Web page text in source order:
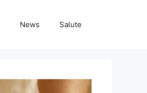
News Salute